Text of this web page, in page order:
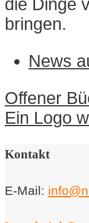
die Dinge
bringen.
News
Navigation
innerhalb
Beitrags
Offener
Ein Logo
Kontakt
E-Mail: